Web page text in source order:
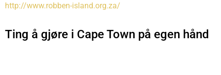
http://www.robben-island.org.za/
Ting å gjøre i Cape Town på egen hånd